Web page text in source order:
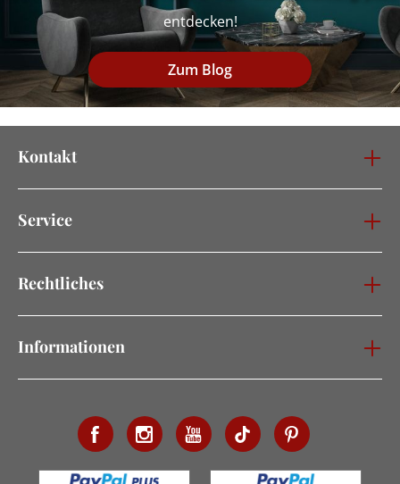
entdecken!
Zum Blog
Kontakt
Service
Rechtliches
Informationen